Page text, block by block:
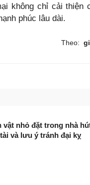
không chỉ cải thiện
phúc lâu dài.
Theo:
vật nhỏ đặt trong nhà
và lưu ý tránh đại kỵ